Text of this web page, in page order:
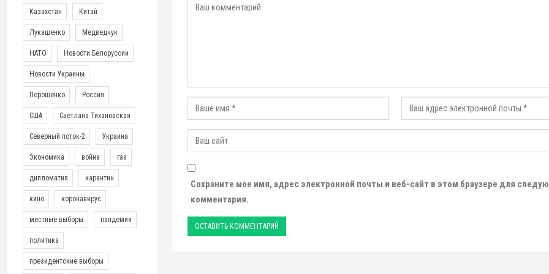
Сохраните мое имя, адрес электронной почты и веб-сайт в этом браузере для
комментария.
Казахстан Китай
Лукашенко Медведчук
НАТО Новости Белоруссии
Новости Украины
Порошенко Россия
США Светлана Тихановская
Северный поток-2 Украина
Экономика война газ
дипломатия карантин
кино коронавирус
местные выборы пандемия
политика
президентские выборы